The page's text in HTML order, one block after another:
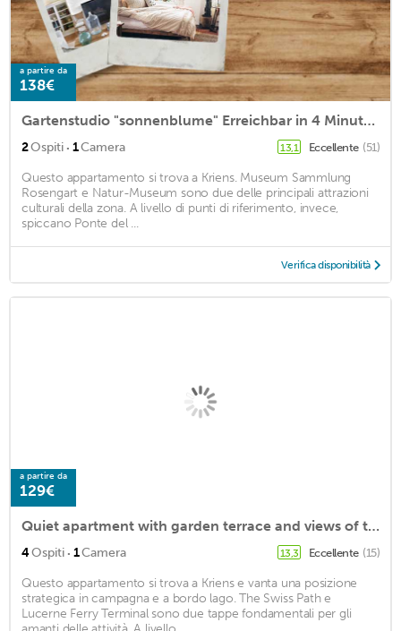
a partire da
138€
Gartenstudio "sonnenblume" Erreichbar in 4 Minuten ab Luzern Bahnhof
2Ospiti · 1Camera 13,1 Eccellente (51)
Questo appartamento si trova a Kriens. Museum Sammlung
Rosengart e Natur-Museum sono due delle principali attrazioni
culturali della zona. A livello di punti di riferimento, invece,
spiccano Ponte del ...
Verifica disponibilità
a partire da
129€
Quiet apartment with garden terrace and views of the Swiss Alps
4Ospiti · 1Camera 13,3 Eccellente (15)
Questo appartamento si trova a Kriens e vanta una posizione
strategica in campagna e a bordo lago. The Swiss Path e
Lucerne Ferry Terminal sono due tappe fondamentali per gli